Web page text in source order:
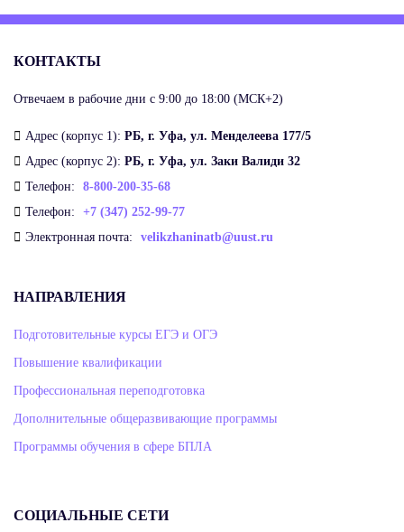
КОНТАКТЫ
Отвечаем в рабочие дни с 9:00 до 18:00 (МСК+2)
Адрес (корпус 1): РБ, г. Уфа, ул. Менделеева 177/5
Адрес (корпус 2): РБ, г. Уфа, ул. Заки Валиди 32
Телефон:
8-800-200-35-68
Телефон:
+7 (347) 252-99-77
Электронная почта:
velikzhaninatb@uust.ru
НАПРАВЛЕНИЯ
Подготовительные курсы ЕГЭ и ОГЭ
Повышение квалификации
Профессиональная переподготовка
Дополнительные общеразвивающие программы
Программы обучения в сфере БПЛА
СОЦИАЛЬНЫЕ СЕТИ